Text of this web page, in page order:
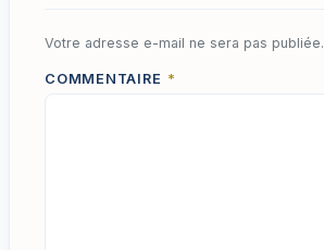
Votre adresse e-mail ne sera pas publiée.
COMMENTAIRE *